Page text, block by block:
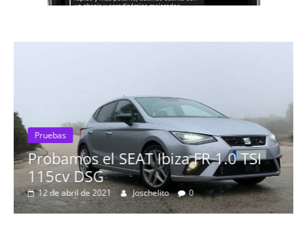
Pruebas
Probamos el SEAT Ibiza FR 1.0 TSI
115cv DSG
12 de abril de 2021 Joschelito 0